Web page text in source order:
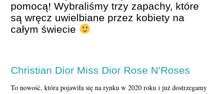
pomocą! Wybraliśmy trzy zapachy, które
są wręcz uwielbiane przez kobiety na
całym świecie
Christian Dior Miss Dior Rose N’Roses
To nowość, która pojawiła się na rynku w 2020 roku i już dostrzegamy